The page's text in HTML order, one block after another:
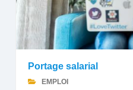
Portage salarial
EMPLOI